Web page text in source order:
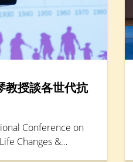
教授談各世代抗
Conference on
Changes &